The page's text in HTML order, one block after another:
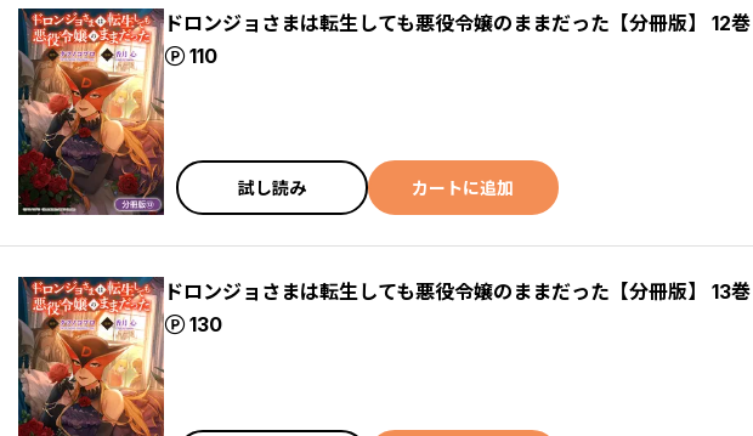
ドロンジョさまは転生しても悪役令嬢のままだった【分冊版】 12巻
110
ポイント
試し読み カートに追加
ドロンジョさまは転生しても悪役令嬢のままだった【分冊版】 13巻
130
ポイント